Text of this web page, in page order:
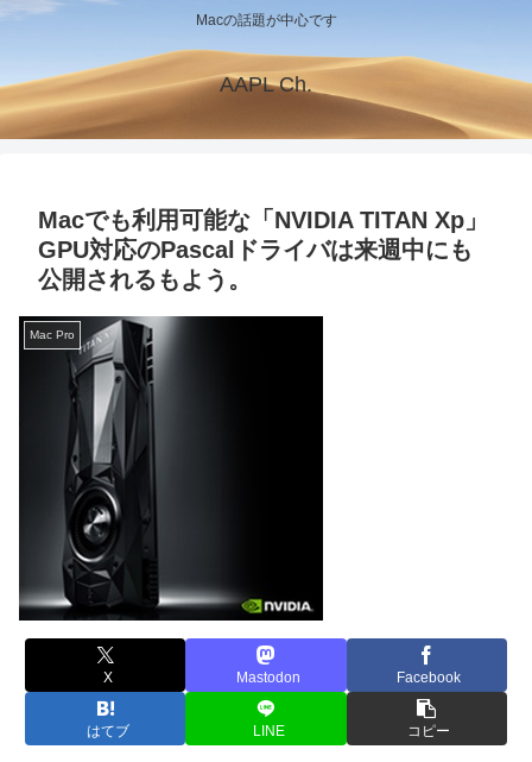
Macの話題が中心です
AAPL Ch.
Macでも利用可能な「NVIDIA TITAN Xp」
GPU対応のPascalドライバは来週中にも
公開されるもよう。
Mac Pro
X Mastodon Facebook
はてブ LINE コピー